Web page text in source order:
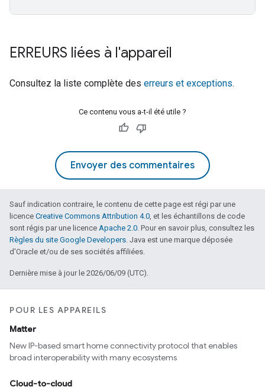
ERREURS liées à l'appareil
Consultez la liste complète des erreurs et exceptions.
Ce contenu vous a-t-il été utile ?
Envoyer des commentaires
Sauf indication contraire, le contenu de cette page est régi par une
licence Creative Commons Attribution 4.0, et les échantillons de code
sont régis par une licence Apache 2.0. Pour en savoir plus, consultez les
Règles du site Google Developers. Java est une marque déposée
d'Oracle et/ou de ses sociétés affiliées.
Dernière mise à jour le 2026/06/09 (UTC).
POUR LES APPAREILS
Matter
New IP-based smart home connectivity protocol that enables
broad interoperability with many ecosystems
Cloud-to-cloud